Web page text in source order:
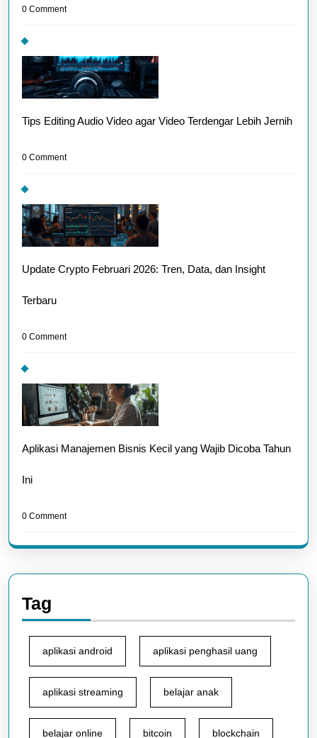
0 Comment
Tips Editing Audio Video agar Video Terdengar Lebih Jernih
0 Comment
Update Crypto Februari 2026: Tren, Data, dan Insight
Terbaru
0 Comment
Aplikasi Manajemen Bisnis Kecil yang Wajib Dicoba Tahun
Ini
0 Comment
Tag
aplikasi android aplikasi penghasil uang
aplikasi streaming belajar anak
belajar online bitcoin blockchain